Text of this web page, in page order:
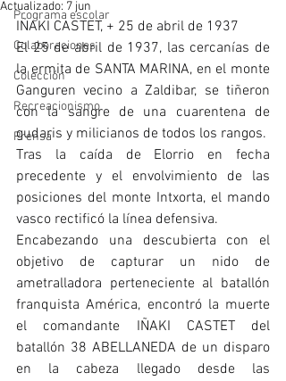
Programa escolar
Colaboraciones
Colección
Recreacionismo
Prensa
Actualizado: 7 jun
IÑAKI CASTET, + 25 de abril de 1937
El 25 de abril de 1937, las cercanías de
la ermita de SANTA MARINA, en el monte
Ganguren vecino a Zaldibar, se tiñeron
con la sangre de una cuarentena de
gudaris y milicianos de todos los rangos.
Tras la caída de Elorrio en fecha
precedente y el envolvimiento de las
posiciones del monte Intxorta, el mando
vasco rectificó la línea defensiva.
Encabezando una descubierta con el
objetivo de capturar un nido de
ametralladora perteneciente al batallón
franquista América, encontró la muerte
el comandante IÑAKI CASTET del
batallón 38 ABELLANEDA de un disparo
en la cabeza llegado desde las